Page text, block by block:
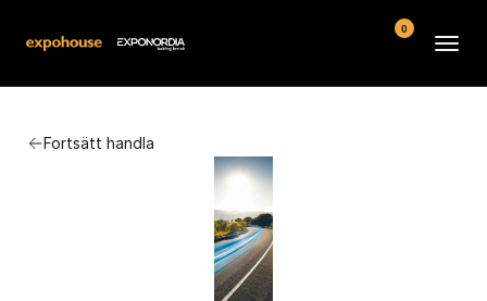
Fortsätt handla
Kontakt
Köpvillkor
0